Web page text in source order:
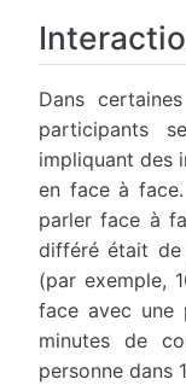
Dans
participants
impliquant des
en face à
parler face à
différé était
(par exemple,
face avec une
minutes de
personne dans